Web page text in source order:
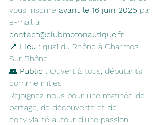
vous inscrire avant le 16 juin 2025 par
e-mail à
contact@clubmotonautique.fr.
📍 Lieu : quai du Rhône à Charmes
Sur Rhône
👥 Public : Ouvert à tous, débutants
comme initiés
Rejoignez-nous pour une matinée de
partage, de découverte et de
convivialité autour d’une passion